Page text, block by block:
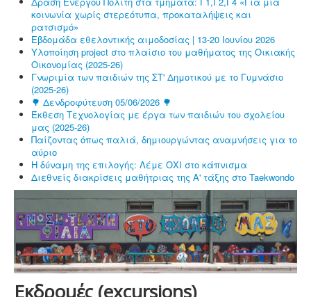
κοινωνία χωρίς στερεότυπα, προκαταλήψεις και
ρατσισμό»
Εβδομάδα εθελοντικής αιμοδοσίας | 13-20 Ιουνίου 2026
Υλοποίηση project στο πλαίσιο του μαθήματος της Οικιακής
Οικονομίας (2025-26)
Γνωριμία των παιδιών της ΣΤ' Δημοτικού με το Γυμνάσιο
(2025-26)
🌳 Δενδροφύτευση 05/06/2026 🌳
Έκθεση Τεχνολογίας με έργα των παιδιών του σχολείου
μας (2025-26)
Παίζοντας όπως παλιά, δημιουργώντας αναμνήσεις για το
αύριο
Η δύναμη της επιλογής: Λέμε ΟΧΙ στο κάπνισμα
Διεθνείς διακρίσεις μαθήτριας της Α' τάξης στο Taekwondo
Εκδρομές (excursions)